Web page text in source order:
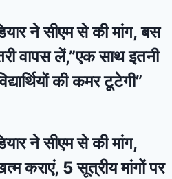
ने सीएम से की मांग, बस
वापस लें,”एक साथ इतनी
की कमर टूटेगी”
ने सीएम से की मांग,
कराएं, 5 सूत्रीय मांगों पर